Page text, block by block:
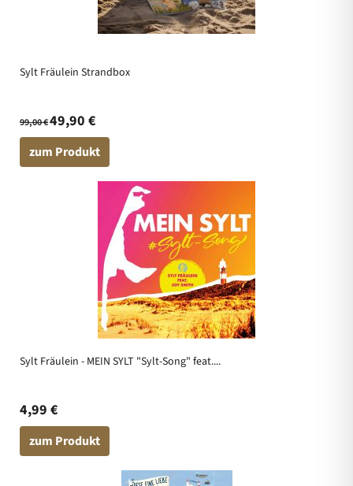
Sylt Fräulein Strandbox
99,00 €49,90 €
zum Produkt
Sylt Fräulein - MEIN SYLT "Sylt-Song" feat....
4,99 €
zum Produkt